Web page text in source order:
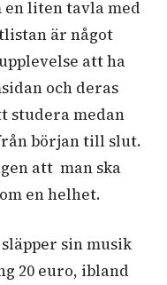
en liten tavla med
är något
att ha
och deras
studera medan
början till slut.
att man ska
en helhet.
sin musik
20 euro, ibland